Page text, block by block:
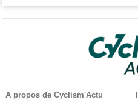
A propos de Cyclism'Actu